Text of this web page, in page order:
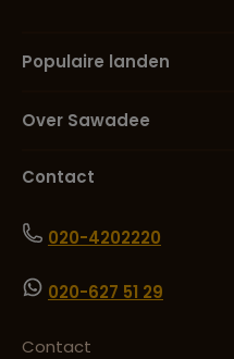
Populaire landen
Over Sawadee
Contact
020-4202220
020-627 51 29
Contact